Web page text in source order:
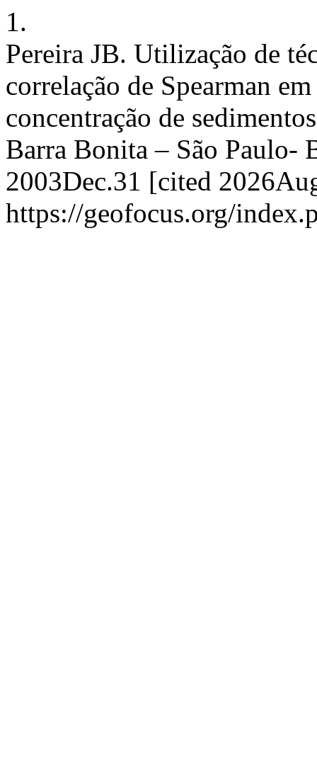
1.
Pereira JB. Utilização de
correlação de Spearman
concentração de
Barra Bonita – São Paulo-
2003Dec.31 [cited
https://geofocus.org/